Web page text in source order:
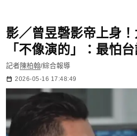
影／曾昱磬影帝上身
「不像演的」：最怕
記者陳柏翰/綜合報導
2026-05-16 17:48:49